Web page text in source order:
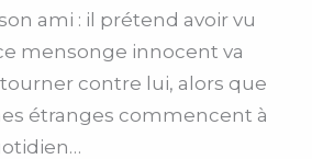
ami : il prétend avoir vu
mensonge innocent va
contre lui, alors que
étranges commencent à